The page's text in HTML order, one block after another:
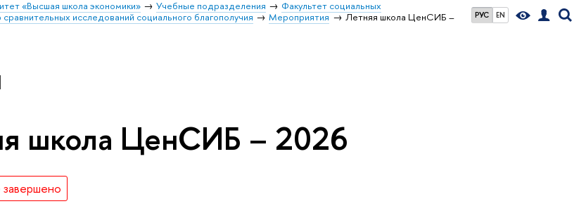
РУС EN
«Высшая школа экономики» Учебные подразделения
Факультет социальных
исследований социального благополучия Мероприятия
Летняя школа ЦенСИБ –
школа ЦенСИБ – 2026